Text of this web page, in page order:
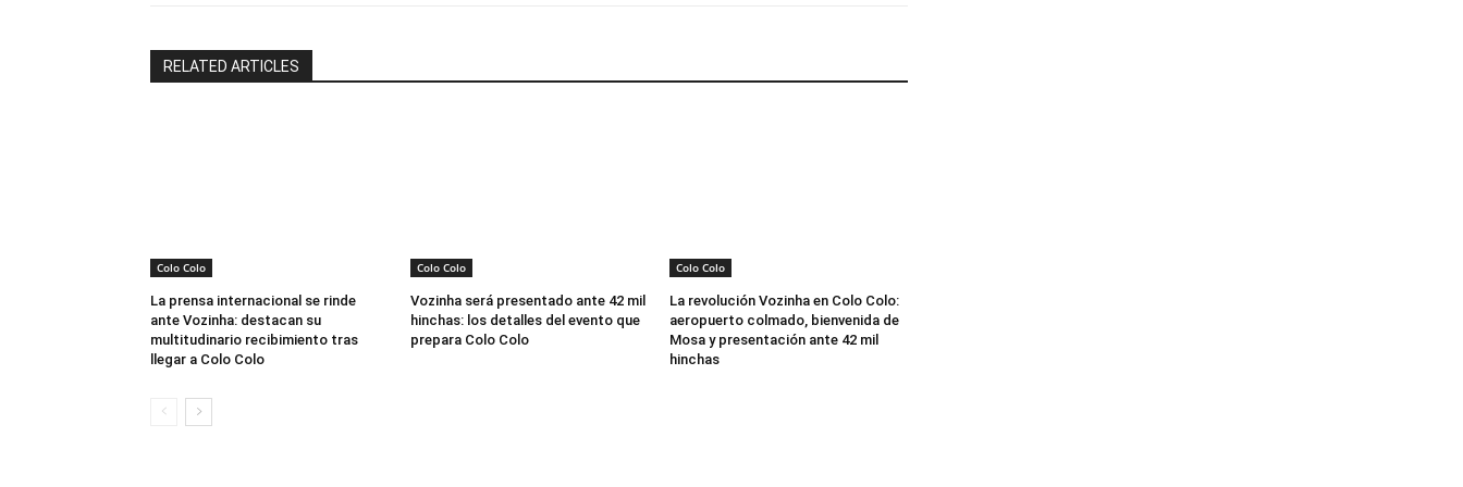
RELATED ARTICLES
Colo Colo
La prensa internacional se rinde
ante Vozinha: destacan su
multitudinario recibimiento tras
llegar a Colo Colo
Colo Colo
Vozinha será presentado ante 42 mil
hinchas: los detalles del evento que
prepara Colo Colo
Colo Colo
La revolución Vozinha en Colo Colo:
aeropuerto colmado, bienvenida de
Mosa y presentación ante 42 mil
hinchas